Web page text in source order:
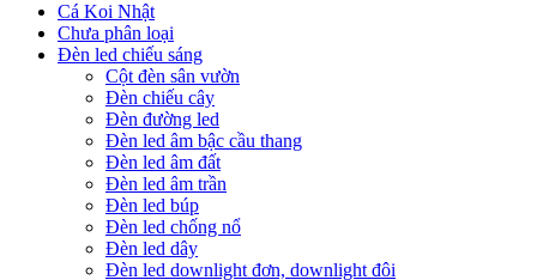
Cá Koi Nhật
Chưa phân loại
Đèn led chiếu sáng
Cột đèn sân vườn
Đèn chiếu cây
Đèn đường led
Đèn led âm bậc cầu thang
Đèn led âm đất
Đèn led âm trần
Đèn led búp
Đèn led chống nổ
Đèn led dây
Đèn led downlight đơn, downlight đôi